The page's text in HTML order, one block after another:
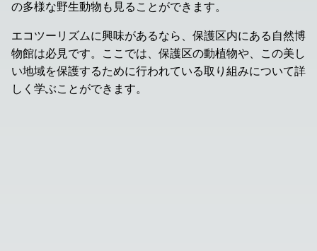
の多様な野生動物も見ることができます。
エコツーリズムに興味があるなら、保護区内にある自然博
物館は必見です。ここでは、保護区の動植物や、この美し
い地域を保護するために行われている取り組みについて詳
しく学ぶことができます。